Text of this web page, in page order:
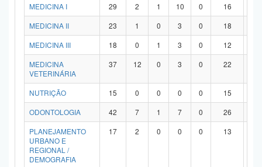
MEDICINA I
29 2 1 10 0 16
MEDICINA II
23 1 0 3 0 18
MEDICINA III
18 0 1 3 0 12
MEDICINA
VETERINÁRIA
37 12 0 3 0 22
NUTRIÇÃO 15 0 0 0 0 15
ODONTOLOGIA
42 7 1 7 0 26
PLANEJAMENTO
URBANO E
REGIONAL /
DEMOGRAFIA
17 2 0 0 0 13